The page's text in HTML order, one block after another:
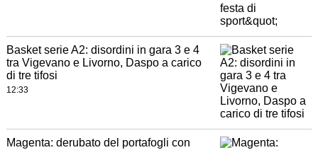
Basket serie A2: disordini in gara 3 e 4
tra Vigevano e Livorno, Daspo a carico
di tre tifosi
12:33
Magenta: derubato del portafogli con